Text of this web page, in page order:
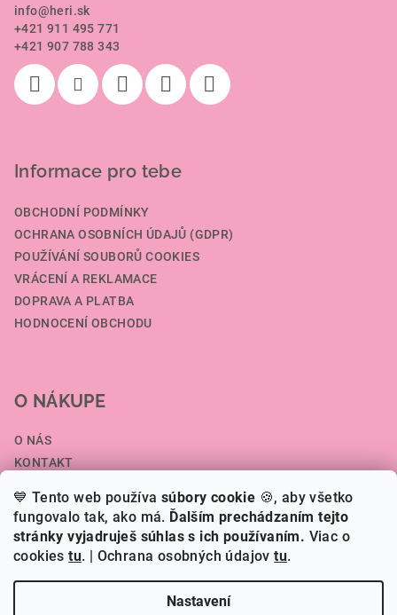
💙 Tento web používa súbory cookie 🍪, aby všetko
fungovalo tak, ako má. Ďalším prechádzaním tejto
stránky vyjadruješ súhlas s ich používaním. Viac o
cookiestu. | Ochrana osobných údajovtu.
Nastavení
info@heri.sk
+421 911 495 771
+421 907 788 343
Informace pro tebe
OBCHODNÍ PODMÍNKY
OCHRANA OSOBNÍCH ÚDAJŮ (GDPR)
POUŽÍVÁNÍ SOUBORŮ COOKIES
VRÁCENÍ A REKLAMACE
DOPRAVA A PLATBA
HODNOCENÍ OBCHODU
O NÁKUPE
O NÁS
KONTAKT
ČLÁNKY
HERI.SK . Všechna práva vyhrazena.